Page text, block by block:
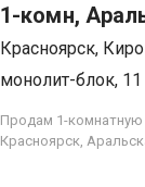
1-комн,
Красноярск,
монолит-блок,
Продам 1-комнатную
Красноярск,